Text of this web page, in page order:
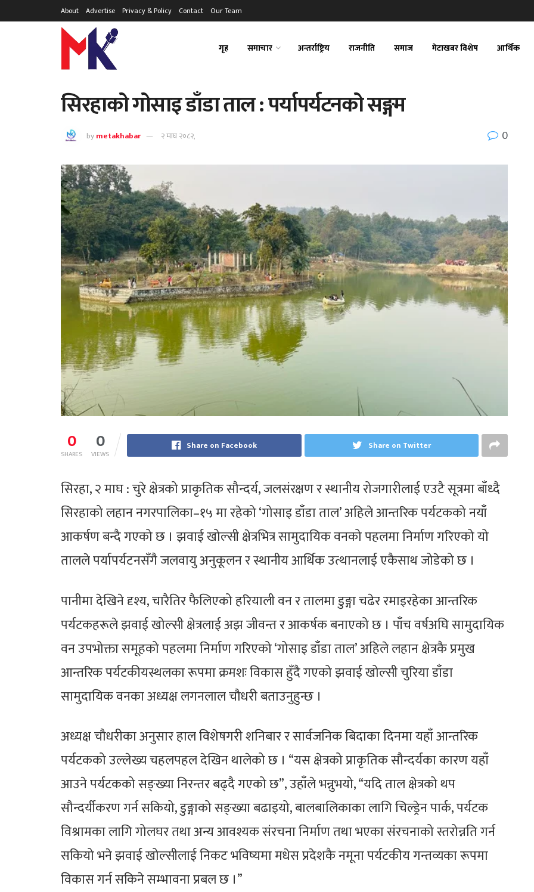
About Advertise Privacy & Policy Contact Our Team
गृह समाचार अन्तर्राष्ट्रिय राजनीति समाज मेटाखबर विशेष आर्थिक
सिरहाको गोसाइ डाँडा ताल : पर्यापर्यटनको सङ्गम
bymetakhabar २ माघ २०८२, 0
0
SHARES 0
VIEWS
Share on Facebook Share on Twitter
सिरहा, २ माघ : चुरे क्षेत्रको प्राकृतिक सौन्दर्य, जलसंरक्षण र स्थानीय रोजगारीलाई एउटै सूत्रमा बाँध्दै
सिरहाको लहान नगरपालिका–१५ मा रहेको ‘गोसाइ डाँडा ताल’ अहिले आन्तरिक पर्यटकको नयाँ
आकर्षण बन्दै गएको छ । झवाई खोल्सी क्षेत्रभित्र सामुदायिक वनको पहलमा निर्माण गरिएको यो
तालले पर्यापर्यटनसँगै जलवायु अनुकूलन र स्थानीय आर्थिक उत्थानलाई एकैसाथ जोडेको छ ।
पानीमा देखिने दृश्य, चारैतिर फैलिएको हरियाली वन र तालमा डुङ्गा चढेर रमाइरहेका आन्तरिक
पर्यटकहरूले झवाई खोल्सी क्षेत्रलाई अझ जीवन्त र आकर्षक बनाएको छ । पाँच वर्षअघि सामुदायिक
वन उपभोक्ता समूहको पहलमा निर्माण गरिएको ‘गोसाइ डाँडा ताल’ अहिले लहान क्षेत्रकै प्रमुख
आन्तरिक पर्यटकीयस्थलका रूपमा क्रमशः विकास हुँदै गएको झवाई खोल्सी चुरिया डाँडा
सामुदायिक वनका अध्यक्ष लगनलाल चौधरी बताउनुहुन्छ ।
अध्यक्ष चौधरीका अनुसार हाल विशेषगरी शनिबार र सार्वजनिक बिदाका दिनमा यहाँ आन्तरिक
पर्यटकको उल्लेख्य चहलपहल देखिन थालेको छ । “यस क्षेत्रको प्राकृतिक सौन्दर्यका कारण यहाँ
आउने पर्यटकको सङ्ख्या निरन्तर बढ्दै गएको छ”, उहाँले भन्नुभयो, “यदि ताल क्षेत्रको थप
सौन्दर्यीकरण गर्न सकियो, डुङ्गाको सङ्ख्या बढाइयो, बालबालिकाका लागि चिल्ड्रेन पार्क, पर्यटक
विश्रामका लागि गोलघर तथा अन्य आवश्यक संरचना निर्माण तथा भएका संरचनाको स्तरोन्नति गर्न
सकियो भने झवाई खोल्सीलाई निकट भविष्यमा मधेस प्रदेशकै नमूना पर्यटकीय गन्तव्यका रूपमा
विकास गर्न सकिने सम्भावना प्रबल छ ।”